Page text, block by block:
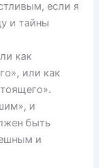
если я
и тайны
как
или как
и
быть
и